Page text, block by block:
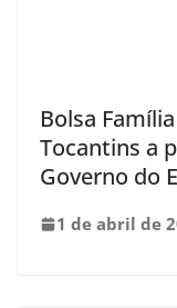
Bolsa
Tocantins a
Governo do
1 de abril de